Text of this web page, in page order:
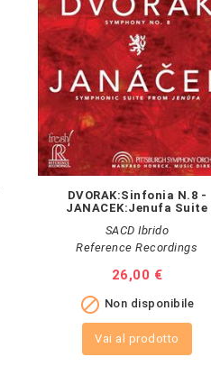
DVORAK:Sinfonia N.8 -
JANACEK:Jenufa Suite
SACD Ibrido
Reference Recordings
Prezzo
26,00 €
 Non disponibile
Vai al prodotto